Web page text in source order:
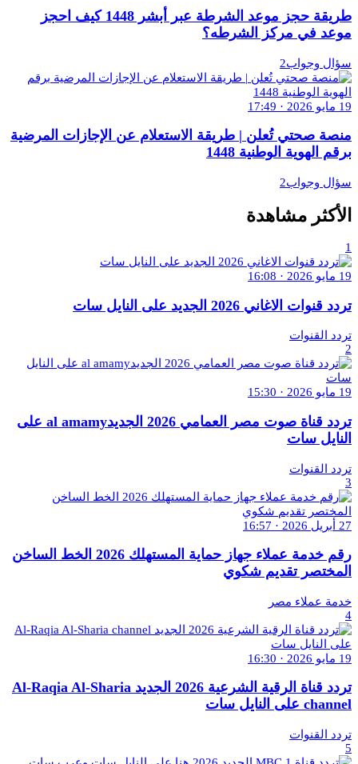
طريقة حجز موعد الشرطة عبر أبشر 1448 كيف احجز
موعد في مركز الشرطه؟
سؤال وجواب2
19 مايو 2026 · 17:49
منصة صحتي تُعلن | طريقة الاستعلام عن الإجازات المرضية
برقم الهوية الوطنية 1448
سؤال وجواب2
الأكثر مشاهدة
1
19 مايو 2026 · 16:08
تردد قنوات الاغاني 2026 الجديد على النايل سات
تردد القنوات
2
19 مايو 2026 · 15:30
تردد قناة صوت مصر العمامي 2026 الجديدal amamy على
النايل سات
تردد القنوات
3
27 أبريل 2026 · 16:57
رقم خدمة عملاء جهاز حماية المستهلك 2026 الخط الساخن
المختصر تقديم شكوي
خدمة عملاء مصر
4
19 مايو 2026 · 16:30
تردد قناة الرقية الشرعية 2026 الجديد Al-Raqia Al-Sharia
channel على النايل سات
تردد القنوات
5